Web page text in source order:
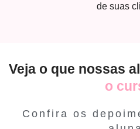
de suas
Veja o que nossas
o
Confira os